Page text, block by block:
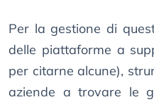
Per la gestione di
delle piattaforme a
per citarne alcune),
aziende a trovare le